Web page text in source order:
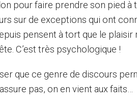
pour faire prendre son pied
sur de exceptions qui ont
pensent à tort que le
C’est très psychologique !
que ce genre de discours
pas, on en vient aux faits…